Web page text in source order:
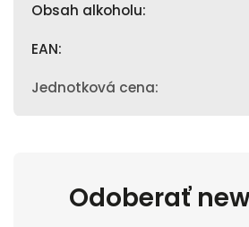
Obsah alkoholu:
EAN:
Jednotková cena:
Odoberať